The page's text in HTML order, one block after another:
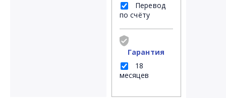
Перевод
по счёту
Гарантия
18
месяцев